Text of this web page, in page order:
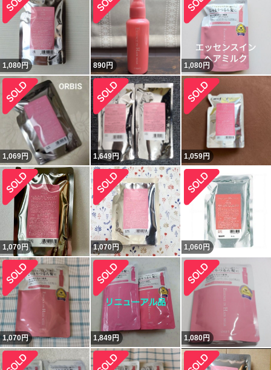
1,080円 890円 1,080円
1,069円 1,649円 1,059円
1,070円 1,070円 1,060 円
1,070円 1,849円 1,080円